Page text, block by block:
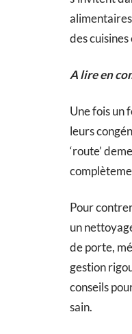
des
A lire en
Une fois un
leurs
‘route’
Pour
un
de porte,
gestion
conseils
sain.